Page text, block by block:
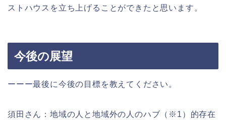
ストハウスを立ち上げることができたと思います。
今後の展望
ーーー最後に今後の目標を教えてください。
須田さん：地域の人と地域外の人のハブ（※1）的存在